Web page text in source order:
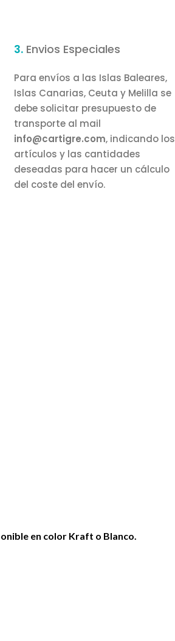
3.Envios Especiales
Para envíos a las Islas Baleares,
Islas Canarias, Ceuta y Melilla se
debe solicitar presupuesto de
transporte al mail
info@cartigre.com, indicando los
artículos y las cantidades
deseadas para hacer un cálculo
del coste del envío.
en color Kraft o Blanco.